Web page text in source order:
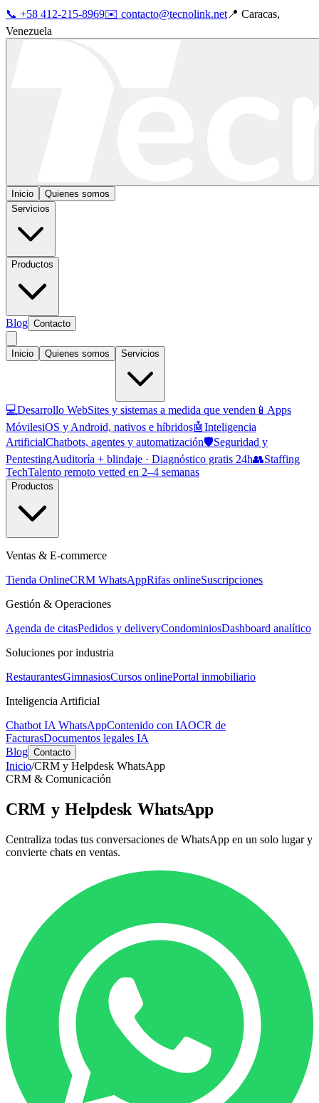
📞 +58 412-215-8969✉️ contacto@tecnolink.net 📍 Caracas,
Venezuela
Inicio
Quienes somos
Servicios
Productos
Blog Contacto
Inicio Quienes somos Servicios
💻Desarrollo WebSites y sistemas a medida que venden 📱 Apps
MóvilesiOS y Android, nativos e híbridos🤖Inteligencia
ArtificialChatbots, agentes y automatización🛡️Seguridad y
PentestingAuditoría + blindaje · Diagnóstico gratis 24h👥Staffing
TechTalento remoto vetted en 2–4 semanas
Productos
Ventas & E-commerce
Tienda OnlineCRM WhatsAppRifas onlineSuscripciones
Gestión & Operaciones
Agenda de citasPedidos y deliveryCondominiosDashboard analítico
Soluciones por industria
RestaurantesGimnasiosCursos onlinePortal inmobiliario
Inteligencia Artificial
Chatbot IA WhatsAppContenido con IAOCR de
FacturasDocumentos legales IA
Blog Contacto
Inicio/CRM y Helpdesk WhatsApp
CRM & Comunicación
CRM y Helpdesk WhatsApp
Centraliza todas tus conversaciones de WhatsApp en un solo lugar y
convierte chats en ventas.